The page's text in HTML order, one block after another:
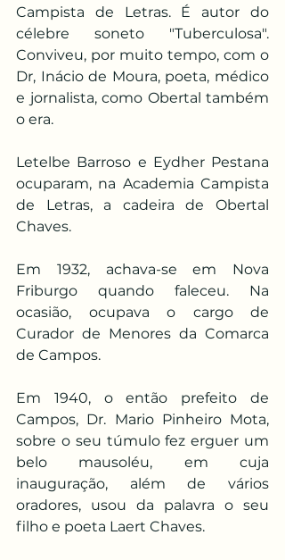
Campista de Letras. É autor do
célebre soneto "Tuberculosa".
Conviveu, por muito tempo, com o
Dr, Inácio de Moura, poeta, médico
e jornalista, como Obertal também
o era.
Letelbe Barroso e Eydher Pestana
ocuparam, na Academia Campista
de Letras, a cadeira de Obertal
Chaves.
Em 1932, achava-se em Nova
Friburgo quando faleceu. Na
ocasião, ocupava o cargo de
Curador de Menores da Comarca
de Campos.
Em 1940, o então prefeito de
Campos, Dr. Mario Pinheiro Mota,
sobre o seu túmulo fez erguer um
belo mausoléu, em cuja
inauguração, além de vários
oradores, usou da palavra o seu
filho e poeta Laert Chaves.